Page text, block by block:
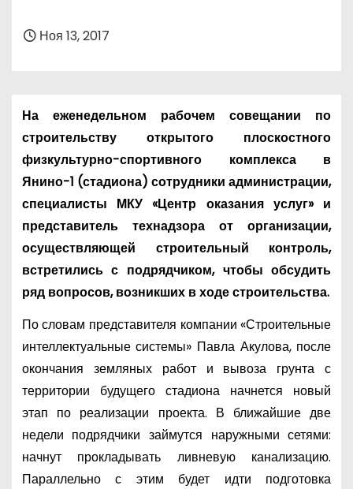
Ноя 13, 2017
На еженедельном рабочем совещании по
строительству открытого плоскостного
физкультурно-спортивного комплекса в
Янино-1 (стадиона) сотрудники администрации,
специалисты МКУ «Центр оказания услуг» и
представитель технадзора от организации,
осуществляющей строительный контроль,
встретились с подрядчиком, чтобы обсудить
ряд вопросов, возникших в ходе строительства.
По словам представителя компании «Строительные
интеллектуальные системы» Павла Акулова, после
окончания земляных работ и вывоза грунта с
территории будущего стадиона начнется новый
этап по реализации проекта. В ближайшие две
недели подрядчики займутся наружными сетями:
начнут прокладывать ливневую канализацию.
Параллельно с этим будет идти подготовка